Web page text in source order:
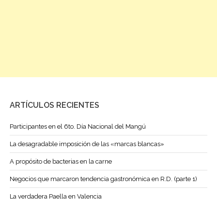
ARTÍCULOS RECIENTES
Participantes en el 6to. Día Nacional del Mangú
La desagradable imposición de las «marcas blancas»
A propósito de bacterias en la carne
Negocios que marcaron tendencia gastronómica en R.D. (parte 1)
La verdadera Paella en Valencia